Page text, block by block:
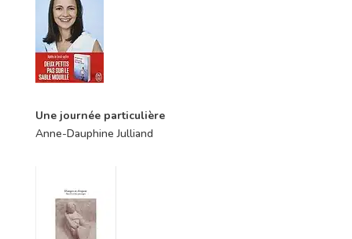
Une journée particulière
Anne-Dauphine Julliand